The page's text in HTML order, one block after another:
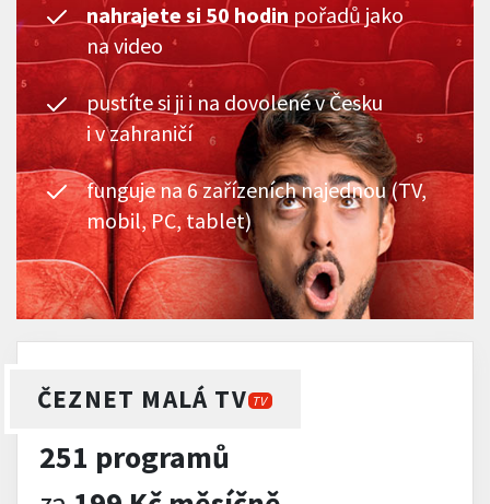
nahrajete si 50 hodin pořadů jako
na video
pustíte si ji i na dovolené v Česku
i v zahraničí
funguje na 6 zařízeních najednou (TV,
mobil, PC, tablet)
ČEZNET MALÁ TV TV
251 programů